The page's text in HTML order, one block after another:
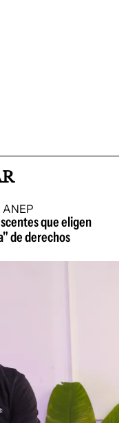
que eligen
de derechos